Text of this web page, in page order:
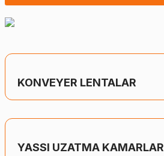
KONVEYER LENTALAR
YASSI UZATMA KAMARLAR